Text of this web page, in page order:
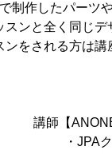
制作したパーツ
スンと全く同じ
ンをされる方は
講師【
・JPA